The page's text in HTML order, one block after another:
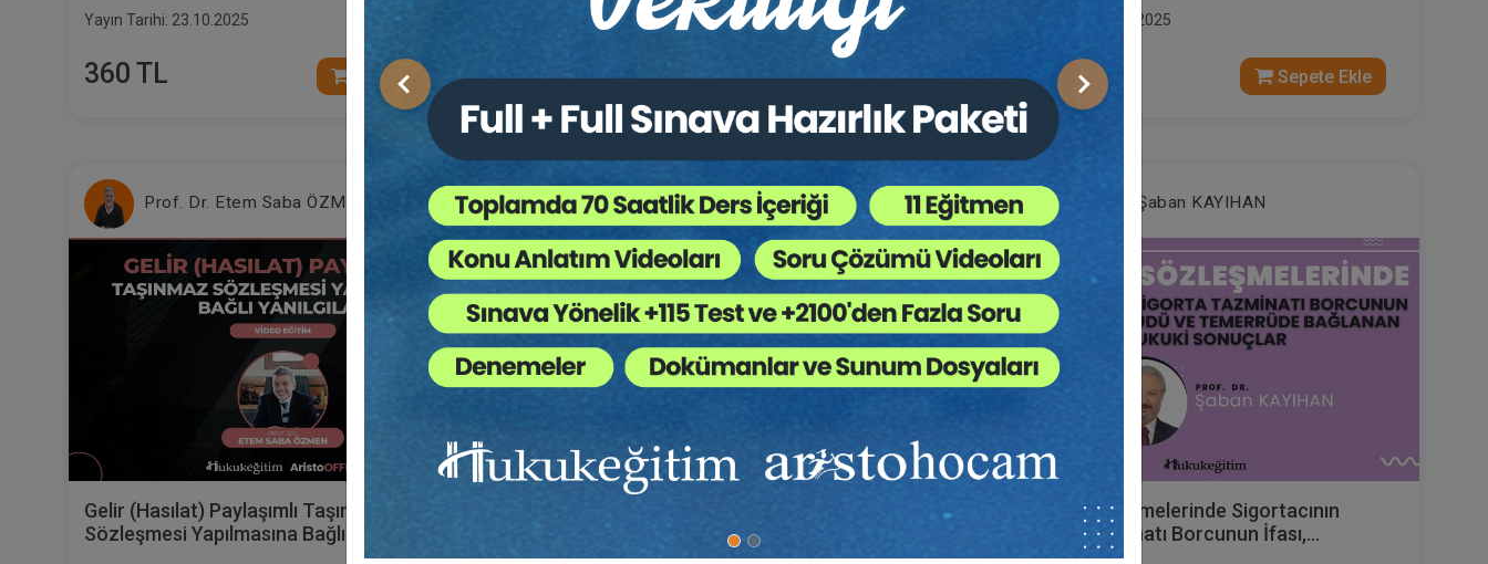
Önceki Sonraki
Yayın Tarihi: 23.10.2025
360 TL Sepete Ekle
Yayın Tarihi: 23.10.2025
360 TL Sepete Ekle
Yayın Tarihi: 28.05.2025
750 TL Sepete Ekle
Prof. Dr. Etem Saba ÖZMEN
Gelir (Hasılat) Paylaşımlı Taşınmaz
Sözleşmesi Yapılmasına Bağlı Yanılgılar
Prof. Dr. Şaban KAYIHAN
Alacaklarda Zamanaşımı Video Eğitimi
Prof. Dr. Şaban KAYIHAN
Sigorta Sözleşmelerinde Sigortacının
Sigorta Tazminatı Borcunun İfası,
Temerrüdü ve Temerrüde Bağlanan Hukuki